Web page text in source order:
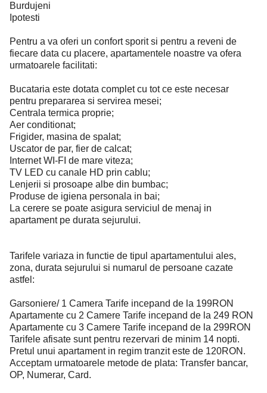
Burdujeni
Ipotesti
Pentru a va oferi un confort sporit si pentru a reveni de
fiecare data cu placere, apartamentele noastre va ofera
urmatoarele facilitati:
Bucataria este dotata complet cu tot ce este necesar
pentru prepararea si servirea mesei;
Centrala termica proprie;
Aer conditionat;
Frigider, masina de spalat;
Uscator de par, fier de calcat;
Internet WI-FI de mare viteza;
TV LED cu canale HD prin cablu;
Lenjerii si prosoape albe din bumbac;
Produse de igiena personala in bai;
La cerere se poate asigura serviciul de menaj in
apartament pe durata sejurului.
Tarifele variaza in functie de tipul apartamentului ales,
zona, durata sejurului si numarul de persoane cazate
astfel:
Garsoniere/ 1 Camera Tarife incepand de la 199RON
Apartamente cu 2 Camere Tarife incepand de la 249 RON
Apartamente cu 3 Camere Tarife incepand de la 299RON
Tarifele afisate sunt pentru rezervari de minim 14 nopti.
Pretul unui apartament in regim tranzit este de 120RON.
Acceptam urmatoarele metode de plata: Transfer bancar,
OP, Numerar, Card.